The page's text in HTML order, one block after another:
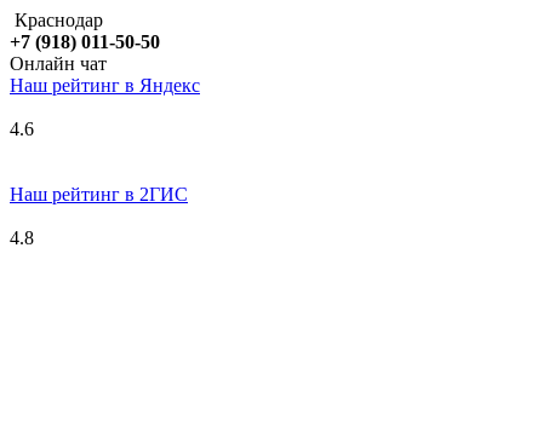
Краснодар
+7 (918) 011-50-50
Онлайн чат
Наш рейтинг в Яндекс
4.6
Наш рейтинг в 2ГИС
4.8